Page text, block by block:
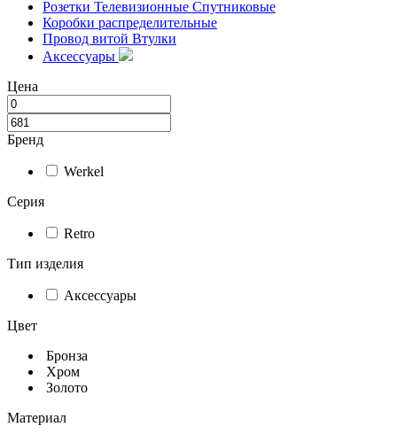
Розетки Телевизионные Спутниковые
Коробки распределительные
Провод витой Втулки
Аксессуары
Цена
Бренд
Werkel
Серия
Retro
Тип изделия
Аксессуары
Цвет
Бронза
Хром
Золото
Материал